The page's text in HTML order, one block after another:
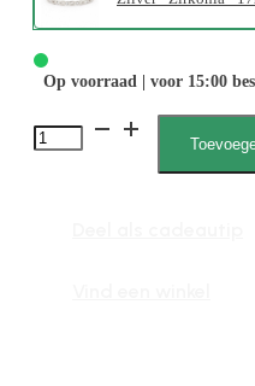
Op voorraad | voor 15:00
4037